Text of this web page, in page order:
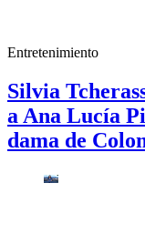
Entretenimiento
Silvia
a Ana Lucía
dama de